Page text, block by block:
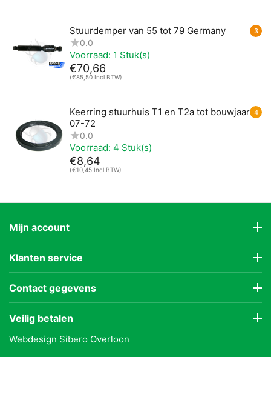
3
Stuurdemper van 55 tot 79 Germany
0.0
Voorraad: 1 Stuk(s)
€70,66
(€85,50 Incl BTW)
4
Keerring stuurhuis T1 en T2a tot bouwjaar
07-72
0.0
Voorraad: 4 Stuk(s)
€8,64
(€10,45 Incl BTW)
Mijn account
Klanten service
Contact gegevens
Veilig betalen
Webdesign Sibero Overloon